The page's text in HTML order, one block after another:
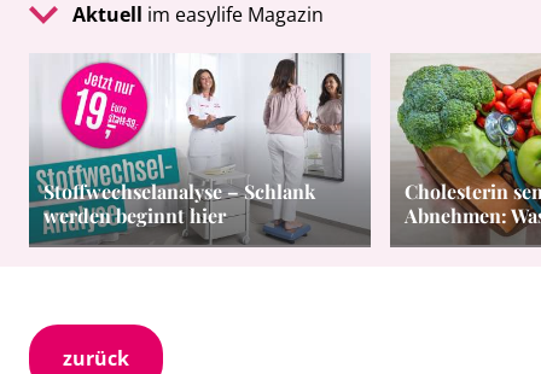
Aktuell im easylife Magazin
Stoffwechselanalyse – Schlank
werden beginnt hier
Cholesterin
Abnehmen:
zurück